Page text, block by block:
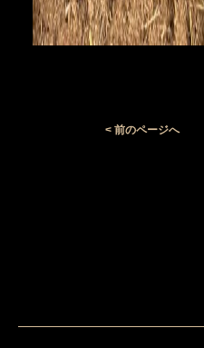
< 前のページへ